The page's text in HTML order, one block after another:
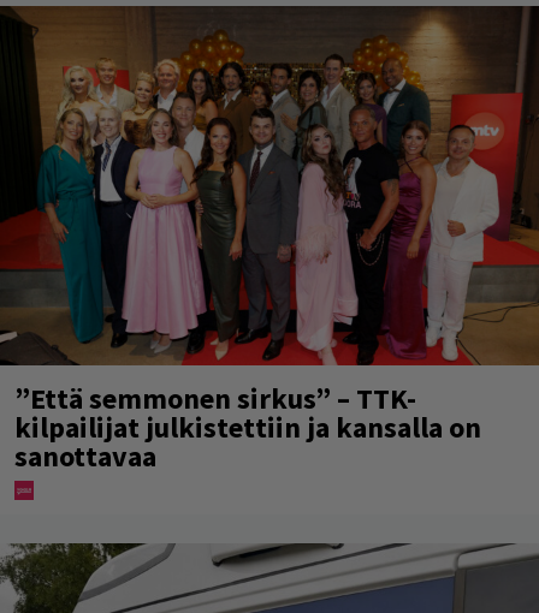
”Että semmonen sirkus” – TTK-
kilpailijat julkistettiin ja kansalla on
sanottavaa